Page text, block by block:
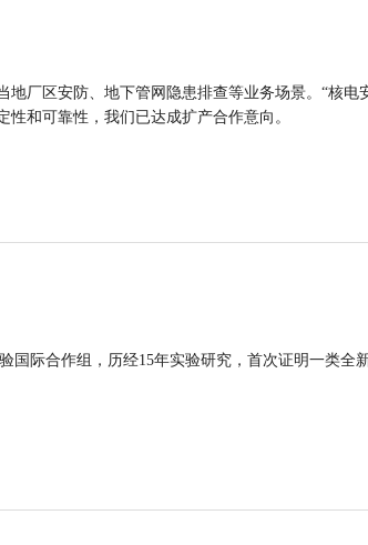
厂区安防、地下管网隐患排查等业务场景。“核电
和可靠性，我们已达成扩产合作意向。
国际合作组，历经15年实验研究，首次证明一类全